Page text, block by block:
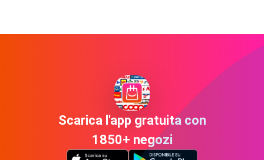
Scarica l'app gratuita con
1850+ negozi